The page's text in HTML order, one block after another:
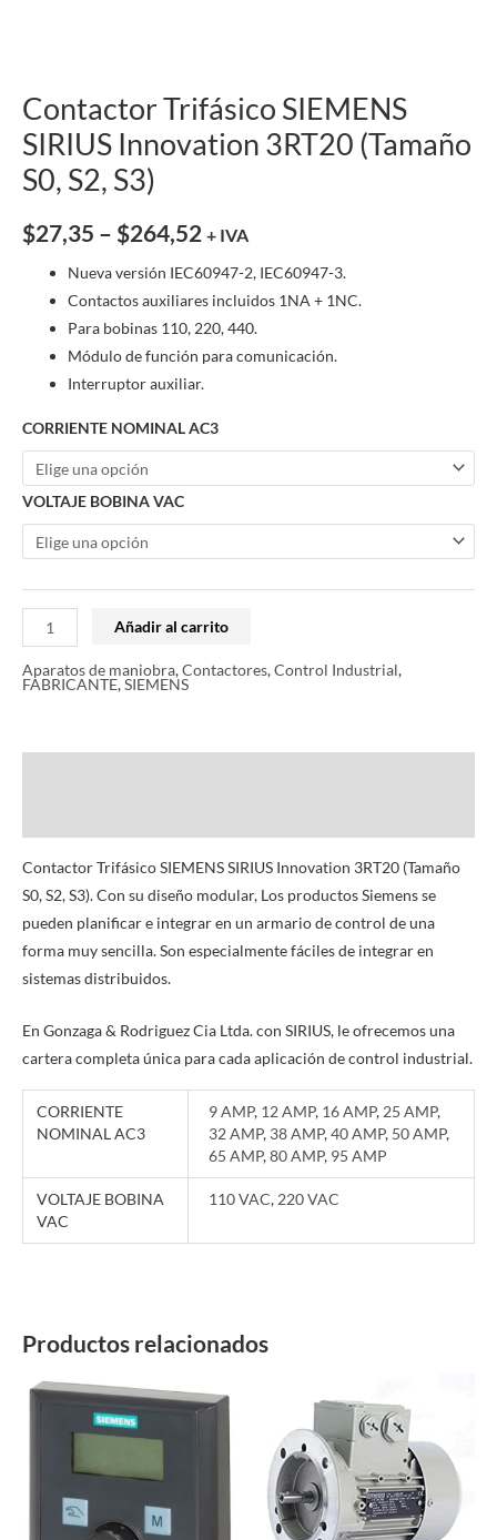
Contactor Trifásico SIEMENS
SIRIUS Innovation 3RT20 (Tamaño
S0, S2, S3)
$27,35 – $264,52 + IVA
Nueva versión IEC60947-2, IEC60947-3.
Contactos auxiliares incluidos 1NA + 1NC.
Para bobinas 110, 220, 440.
Módulo de función para comunicación.
Interruptor auxiliar.
CORRIENTE NOMINAL AC3
VOLTAJE BOBINA VAC
Añadir al carrito
Aparatos de maniobra,Contactores,Control Industrial,
FABRICANTE,SIEMENS
Contactor Trifásico SIEMENS SIRIUS Innovation 3RT20 (Tamaño
S0, S2, S3). Con su diseño modular, Los productos Siemens se
pueden planificar e integrar en un armario de control de una
forma muy sencilla. Son especialmente fáciles de integrar en
sistemas distribuidos.
En Gonzaga & Rodriguez Cia Ltda. con SIRIUS, le ofrecemos una
cartera completa única para cada aplicación de control industrial.
CORRIENTE
NOMINAL AC3
9 AMP, 12 AMP, 16 AMP, 25 AMP,
32 AMP, 38 AMP,40 AMP, 50 AMP,
65 AMP,80 AMP, 95 AMP
VOLTAJE BOBINA
VAC
110 VAC, 220 VAC
Productos relacionados